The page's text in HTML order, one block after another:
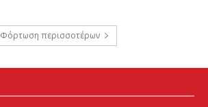
Φόρτωση περισσοτέρων